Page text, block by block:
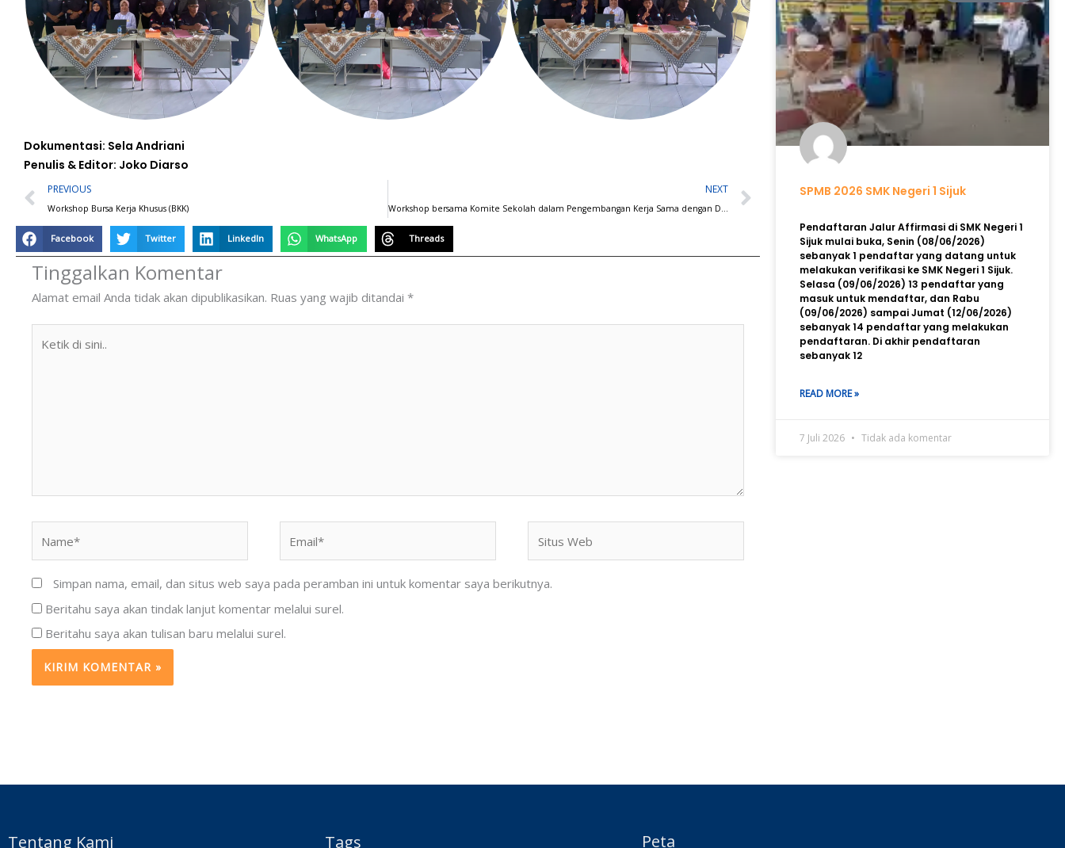
Dokumentasi: Sela Andriani
Penulis & Editor: Joko Diarso
Prev
PREVIOUS
Workshop Bursa Kerja Khusus (BKK)
NEXT Next
Facebook Twitter LinkedIn WhatsApp Threads
Tinggalkan Komentar
Alamat email Anda tidak akan dipublikasikan. Ruas yang wajib ditandai *
Web
Simpan nama, email, dan situs web saya pada peramban ini untuk komentar saya berikutnya.
Beritahu saya akan tindak lanjut komentar melalui surel.
Beritahu saya akan tulisan baru melalui surel.
SPMB 2026 SMK Negeri 1 Sijuk
Pendaftaran Jalur Affirmasi di SMK Negeri 1
Sijuk mulai buka, Senin (08/06/2026)
sebanyak 1 pendaftar yang datang untuk
melakukan verifikasi ke SMK Negeri 1 Sijuk.
Selasa (09/06/2026) 13 pendaftar yang
masuk untuk mendaftar, dan Rabu
(09/06/2026) sampai Jumat (12/06/2026)
sebanyak 14 pendaftar yang melakukan
pendaftaran. Di akhir pendaftaran
sebanyak 12
READ MORE »
7 Juli 2026 Tidak ada komentar
Tentang Kami Tags Peta